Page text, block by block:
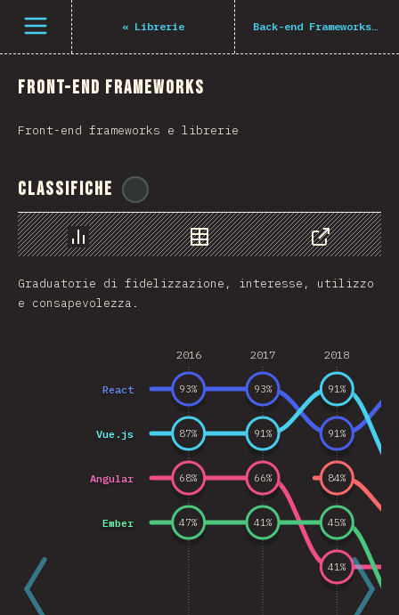
Open menu « Librerie Back-end Frameworks
»
Front-end Frameworks
Front-end frameworks e librerie
Classifiche
Grafico Dati
Condividere
Graduatorie di fidelizzazione, interesse, utilizzo
e consapevolezza.
2016 2017 2018
React
Vue.js
Angular
Ember
93% 93%
91%
87% 91%
91%
68% 66%
41%
84%
47% 41% 45%
Navigated to The State of JS 2021